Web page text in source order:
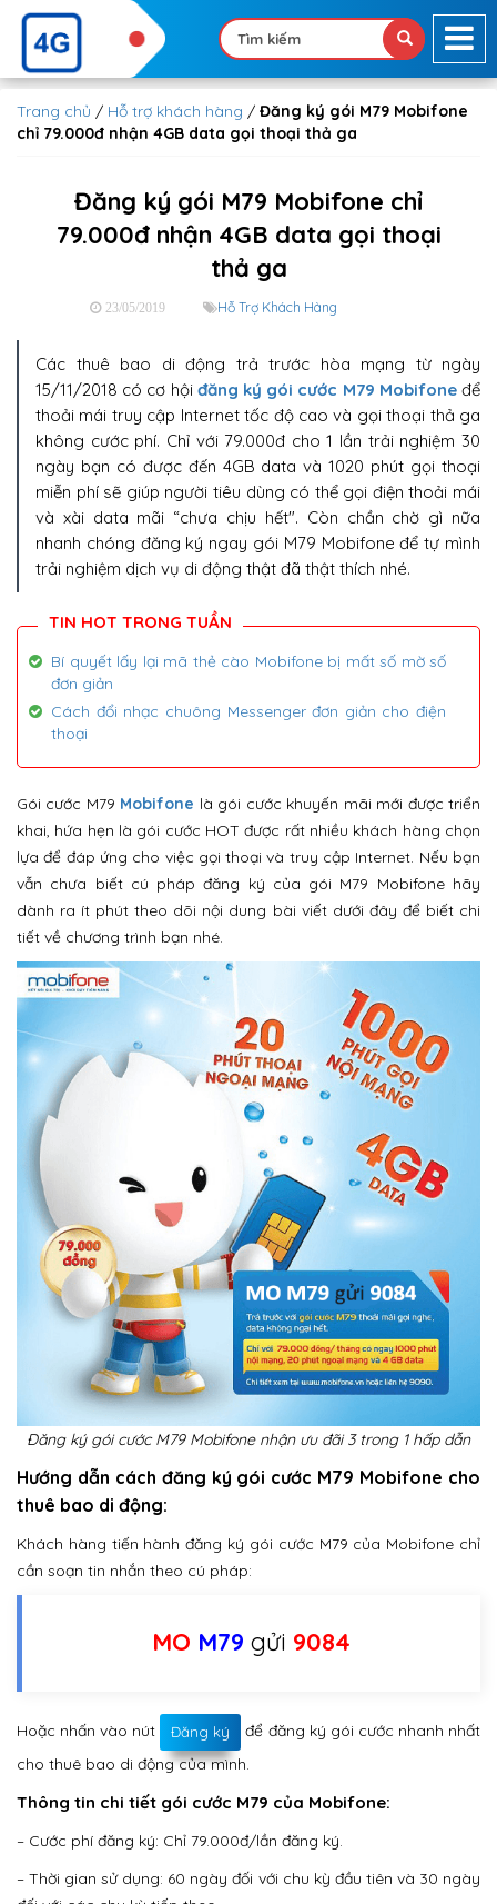
Trang chủ / Hỗ trợ khách hàng / Đăng ký gói M79 Mobifone
chỉ 79.000đ nhận 4GB data gọi thoại thả ga
Đăng ký gói M79 Mobifone chỉ
79.000đ nhận 4GB data gọi thoại
thả ga
23/05/2019 Hỗ Trợ Khách Hàng
Các thuê bao di động trả trước hòa mạng từ ngày
15/11/2018 có cơ hội đăng ký gói cước M79 Mobifoneđể
thoải mái truy cập Internet tốc độ cao và gọi thoại thả ga
không cước phí. Chỉ với 79.000đ cho 1 lần trải nghiệm 30
ngày bạn có được đến 4GB data và 1020 phút gọi thoại
miễn phí sẽ giúp người tiêu dùng có thể gọi điện thoải mái
và xài data mãi “chưa chịu hết". Còn chần chờ gì nữa
nhanh chóng đăng ký ngay gói M79 Mobifone để tự mình
trải nghiệm dịch vụ di động thật đã thật thích nhé.
Bí quyết lấy lại mã thẻ cào Mobifone bị mất số mờ số
đơn giản
Cách đổi nhạc chuông Messenger đơn giản cho điện
thoại
Gói cước M79 Mobifone là gói cước khuyến mãi mới được triển
khai, hứa hẹn là gói cước HOT được rất nhiều khách hàng chọn
lựa để đáp ứng cho việc gọi thoại và truy cập Internet. Nếu bạn
vẫn chưa biết cú pháp đăng ký của gói M79 Mobifone hãy
dành ra ít phút theo dõi nội dung bài viết dưới đây để biết chi
tiết về chương trình bạn nhé.
Đăng ký gói cước M79 Mobifone nhận ưu đãi 3 trong 1 hấp dẫn
Hướng dẫn cách đăng ký gói cước M79 Mobifone cho
thuê bao di động:
Khách hàng tiến hành đăng ký gói cước M79 của Mobifone chỉ
cần soạn tin nhắn theo cú pháp:
MO M79 gửi 9084
Hoặc nhấn vào nút Đăng ký
để đăng ký gói cước nhanh nhất
cho thuê bao di động của mình.
Thông tin chi tiết gói cước M79 của Mobifone:
– Cước phí đăng ký: Chỉ 79.000đ/lần đăng ký.
– Thời gian sử dụng: 60 ngày đối với chu kỳ đầu tiên và 30 ngày